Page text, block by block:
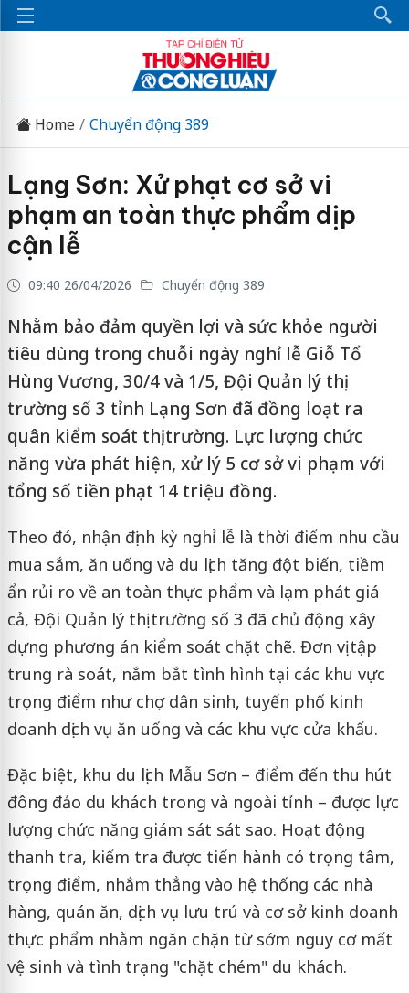
Home Chuyển động 389
Lạng Sơn: Xử phạt cơ sở vi
phạm an toàn thực phẩm dịp
cận lễ
09:40 26/04/2026 Chuyển động 389
Nhằm bảo đảm quyền lợi và sức khỏe người
tiêu dùng trong chuỗi ngày nghỉ lễ Giỗ Tổ
Hùng Vương, 30/4 và 1/5, Đội Quản lý thị
trường số 3 tỉnh Lạng Sơn đã đồng loạt ra
quân kiểm soát thị trường. Lực lượng chức
năng vừa phát hiện, xử lý 5 cơ sở vi phạm với
tổng số tiền phạt 14 triệu đồng.
Theo đó, nhận định kỳ nghỉ lễ là thời điểm nhu cầu
mua sắm, ăn uống và du lịch tăng đột biến, tiềm
ẩn rủi ro về an toàn thực phẩm và lạm phát giá
cả, Đội Quản lý thị trường số 3 đã chủ động xây
dựng phương án kiểm soát chặt chẽ. Đơn vị tập
trung rà soát, nắm bắt tình hình tại các khu vực
trọng điểm như chợ dân sinh, tuyến phố kinh
doanh dịch vụ ăn uống và các khu vực cửa khẩu.
Đặc biệt, khu du lịch Mẫu Sơn – điểm đến thu hút
đông đảo du khách trong và ngoài tỉnh – được lực
lượng chức năng giám sát sát sao. Hoạt động
thanh tra, kiểm tra được tiến hành có trọng tâm,
trọng điểm, nhắm thẳng vào hệ thống các nhà
hàng, quán ăn, dịch vụ lưu trú và cơ sở kinh doanh
thực phẩm nhằm ngăn chặn từ sớm nguy cơ mất
vệ sinh và tình trạng "chặt chém" du khách.